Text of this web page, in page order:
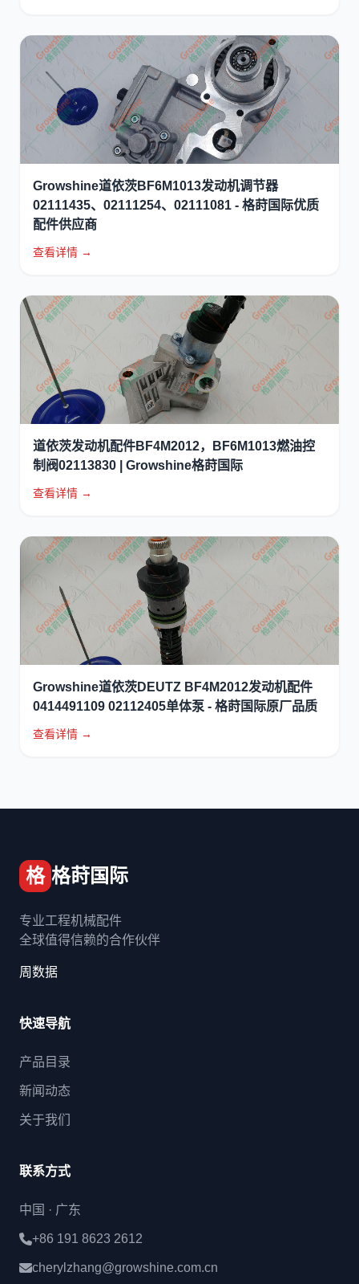
Growshine道依茨BF6M1013发动机调节器
02111435、02111254、02111081 - 格莳国际优质
配件供应商
查看详情 →
道依茨发动机配件BF4M2012，BF6M1013燃油控
制阀02113830 | Growshine格莳国际
查看详情 →
Growshine道依茨DEUTZ BF4M2012发动机配件
0414491109 02112405单体泵 - 格莳国际原厂品质
查看详情 →
格 格莳国际
专业工程机械配件
全球值得信赖的合作伙伴
周数据
快速导航
产品目录
新闻动态
关于我们
联系方式
中国 · 广东
+86 191 8623 2612
cherylzhang@growshine.com.cn